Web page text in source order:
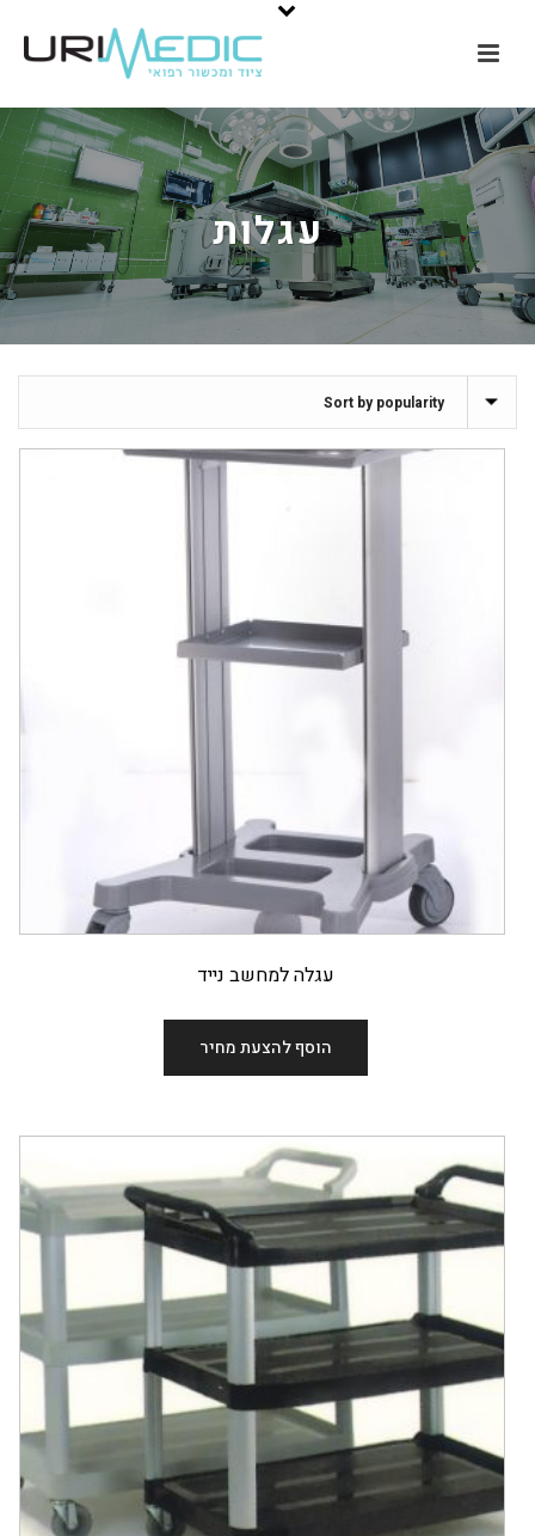
עגלות
עגלה למחשב נייד
הוסף להצעת מחיר